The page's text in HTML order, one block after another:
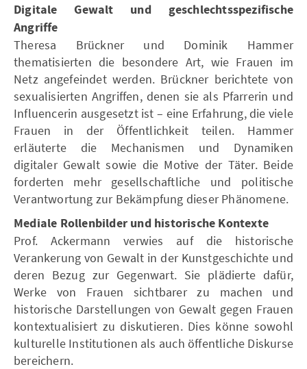
Digitale Gewalt und geschlechtsspezifische
Angriffe
Theresa Brückner und Dominik Hammer
thematisierten die besondere Art, wie Frauen im
Netz angefeindet werden. Brückner berichtete von
sexualisierten Angriffen, denen sie als Pfarrerin und
Influencerin ausgesetzt ist – eine Erfahrung, die viele
Frauen in der Öffentlichkeit teilen. Hammer
erläuterte die Mechanismen und Dynamiken
digitaler Gewalt sowie die Motive der Täter. Beide
forderten mehr gesellschaftliche und politische
Verantwortung zur Bekämpfung dieser Phänomene.
Mediale Rollenbilder und historische Kontexte
Prof. Ackermann verwies auf die historische
Verankerung von Gewalt in der Kunstgeschichte und
deren Bezug zur Gegenwart. Sie plädierte dafür,
Werke von Frauen sichtbarer zu machen und
historische Darstellungen von Gewalt gegen Frauen
kontextualisiert zu diskutieren. Dies könne sowohl
kulturelle Institutionen als auch öffentliche Diskurse
bereichern.